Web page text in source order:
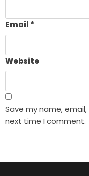
Email *
Website
Save my name,
next time I comment.